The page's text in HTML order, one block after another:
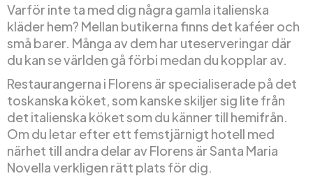
Varför inte ta med dig några gamla italienska
kläder hem? Mellan butikerna finns det kaféer och
små barer. Många av dem har uteserveringar där
du kan se världen gå förbi medan du kopplar av.
Restaurangerna i Florens är specialiserade på det
toskanska köket, som kanske skiljer sig lite från
det italienska köket som du känner till hemifrån.
Om du letar efter ett femstjärnigt hotell med
närhet till andra delar av Florens är Santa Maria
Novella verkligen rätt plats för dig.